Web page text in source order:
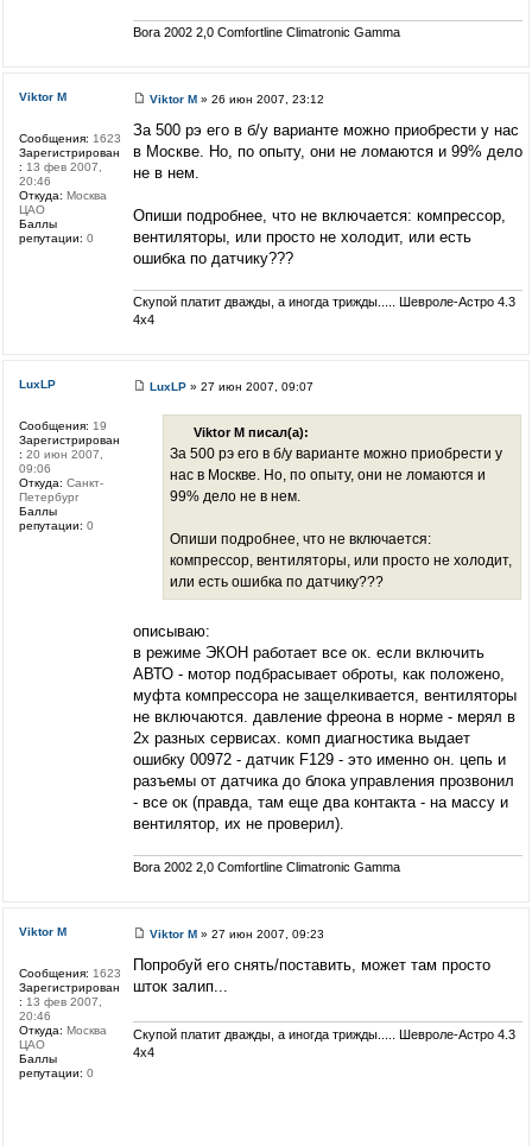
Bora 2002 2,0 Comfortline Climatronic Gamma
Viktor M» 26 июн 2007, 23:12
За 500 рэ его в б/у варианте можно приобрести у нас
в Москве. Но, по опыту, они не ломаются и 99% дело
не в нем.
Опиши подробнее, что не включается: компрессор,
вентиляторы, или просто не холодит, или есть
ошибка по датчику???
Скупой платит дважды, а иногда трижды..... Шевроле-Астро 4.3
4х4
Viktor M
Сообщения: 1623
Зарегистрирован
: 13 фев 2007,
20:46
Откуда: Москва
ЦАО
Баллы
репутации: 0
LuxLP» 27 июн 2007, 09:07
Viktor M писал(а):
За 500 рэ его в б/у варианте можно приобрести у
нас в Москве. Но, по опыту, они не ломаются и
99% дело не в нем.
Опиши подробнее, что не включается:
компрессор, вентиляторы, или просто не холодит,
или есть ошибка по датчику???
описываю:
в режиме ЭКОН работает все ок. если включить
АВТО - мотор подбрасывает оброты, как положено,
муфта компрессора не защелкивается, вентиляторы
не включаются. давление фреона в норме - мерял в
2х разных сервисах. комп диагностика выдает
ошибку 00972 - датчик F129 - это именно он. цепь и
разъемы от датчика до блока управления прозвонил
- все ок (правда, там еще два контакта - на массу и
вентилятор, их не проверил).
Bora 2002 2,0 Comfortline Climatronic Gamma
LuxLP
Сообщения: 19
Зарегистрирован
: 20 июн 2007,
09:06
Откуда: Санкт-
Петербург
Баллы
репутации: 0
Viktor M» 27 июн 2007, 09:23
Попробуй его снять/поставить, может там просто
шток залип...
Скупой платит дважды, а иногда трижды..... Шевроле-Астро 4.3
4х4
Viktor M
Сообщения: 1623
Зарегистрирован
: 13 фев 2007,
20:46
Откуда: Москва
ЦАО
Баллы
репутации: 0